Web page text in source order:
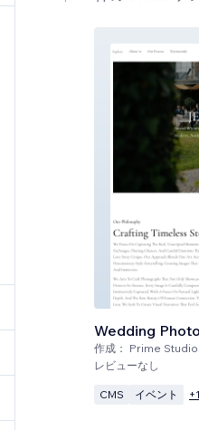
Wedding
作成： Prime
レビューなし
CMS イベント +1